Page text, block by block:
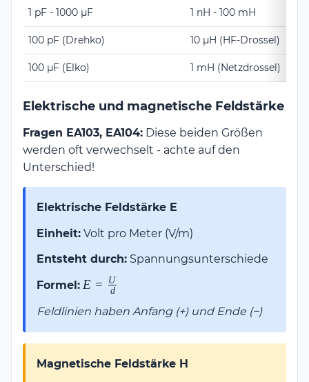
1 pF - 1000 μF 1 nH - 100 mH
100 pF (Drehko) 10 μH (HF-Drossel)
100 μF (Elko) 1 mH (Netzdrossel)
Elektrische und magnetische Feldstärke
Fragen EA103, EA104: Diese beiden Größen
werden oft verwechselt - achte auf den
Unterschied!
Elektrische Feldstärke E
Einheit: Volt pro Meter (V/m)
Entsteht durch: Spannungsunterschiede
Formel: E =
{d}
E = d
U
Feldlinien haben Anfang (+) und Ende (−)
Magnetische Feldstärke H